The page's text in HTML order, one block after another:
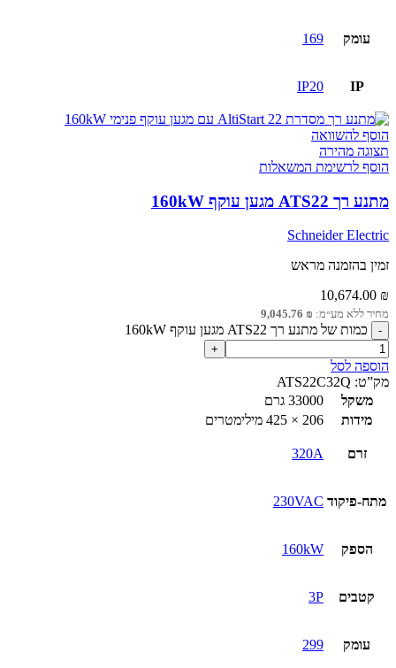
עומק 169
IP
IP20
הוסף להשוואה
תצוגה מהירה
הוסף לרשימת המשאלות
מתנע רך ATS22 מגען עוקף 160kW
Schneider Electric
זמין בהזמנה מראש
10,674.00 ₪
מחיר ללא מע״מ: 9,045.76 ₪
כמות של מתנע רך ATS22 מגען עוקף 160kW
הוספה לסל
מק”ט: ATS22C32Q
משקל
33000 גרם
מידות
206 × 425 מילימטרים
זרם 320A
מתח-פיקוד 230VAC
הספק 160kW
קטבים 3P
עומק 299